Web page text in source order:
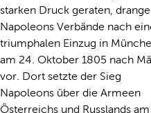
starken Druck geraten,
Napoleons Verbände nach
triumphalen Einzug in
am 24. Oktober 1805 nach
vor. Dort setzte der Sieg
Napoleons über die Armeen
Österreichs und Russlands am